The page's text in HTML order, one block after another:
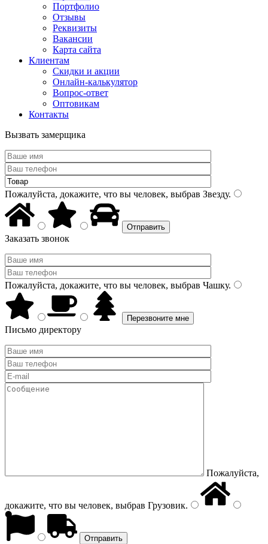
Портфолио
Отзывы
Реквизиты
Вакансии
Карта сайта
Клиентам
Скидки и акции
Онлайн-калькулятор
Вопрос-ответ
Оптовикам
Контакты
Вызвать замерщика
Пожалуйста, докажите, что вы человек, выбрав Звезду.
Заказать звонок
Пожалуйста, докажите, что вы человек, выбрав Чашку.
Письмо директору
Пожалуйста,
докажите, что вы человек, выбрав Грузовик.